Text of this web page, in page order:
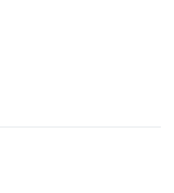
移动：